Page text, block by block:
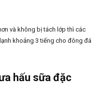
và không bị tách lớp thì các
khoảng 3 tiếng cho đông đá
hấu sữa đặc